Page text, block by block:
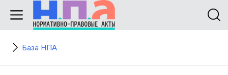
База НПА